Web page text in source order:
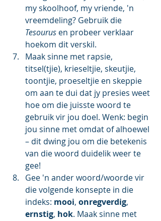
my skoolhoof, my vriende, 'n
vreemdeling? Gebruik die
Tesourus en probeer verklaar
hoekom dit verskil.
Maak sinne met rapsie,
titsel(tjie), krieseltjie, skeutjie,
toontjie, proeseltjie en skeppie
om aan te dui dat jy presies weet
hoe om die juisste woord te
gebruik vir jou doel. Wenk: begin
jou sinne met omdat of alhoewel
– dit dwing jou om die betekenis
van die woord duidelik weer te
gee!
Gee 'n ander woord/woorde vir
die volgende konsepte in die
indeks: mooi, onregverdig,
ernstig, hok. Maak sinne met